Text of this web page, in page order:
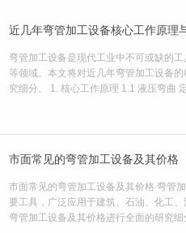
近几年弯管加工设备核心工作原理
弯管加工设备是现代工业中不可或缺的
等领域。本文将对近几年弯管加工设备
究细分。 1. 核心工作原理 1.1 液压弯曲
市面常见的弯管加工设备及其价格
市面常见的弯管加工设备及其价格 弯管
要工具，广泛应用于建筑、石油、化工
弯管加工设备及其价格进行全面的研究细